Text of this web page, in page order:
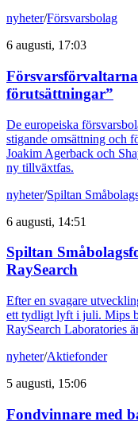
nyheter/Försvarsbolag
6 augusti, 17:03
förutsättningar”
De europeiska
stigande omsättning och
Joakim Agerback och
ny tillväxtfas.
nyheter/Spiltan
6 augusti, 14:51
Spiltan
RaySearch
Efter en svagare
ett tydligt lyft i juli. Mips
RaySearch Laboratories
nyheter/Aktiefonder
5 augusti, 15:06
Fondvinnare med